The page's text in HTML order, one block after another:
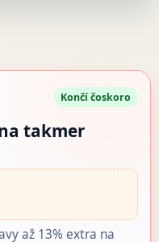
Končí čoskoro
takmer
až 13% extra na